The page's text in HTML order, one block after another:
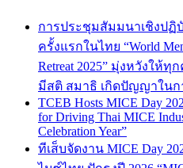
การประชุมสัมมนาเชิงปฏิ
ครั้งแรกในไทย “World
Retreat 2025” มุ่งหวังใ
มีสติ สมาธิ เกิดปัญญาในก
TCEB Hosts MICE Day
for Driving Thai MICE
Celebration Year”
ทีเส็บจัดงาน MICE Day